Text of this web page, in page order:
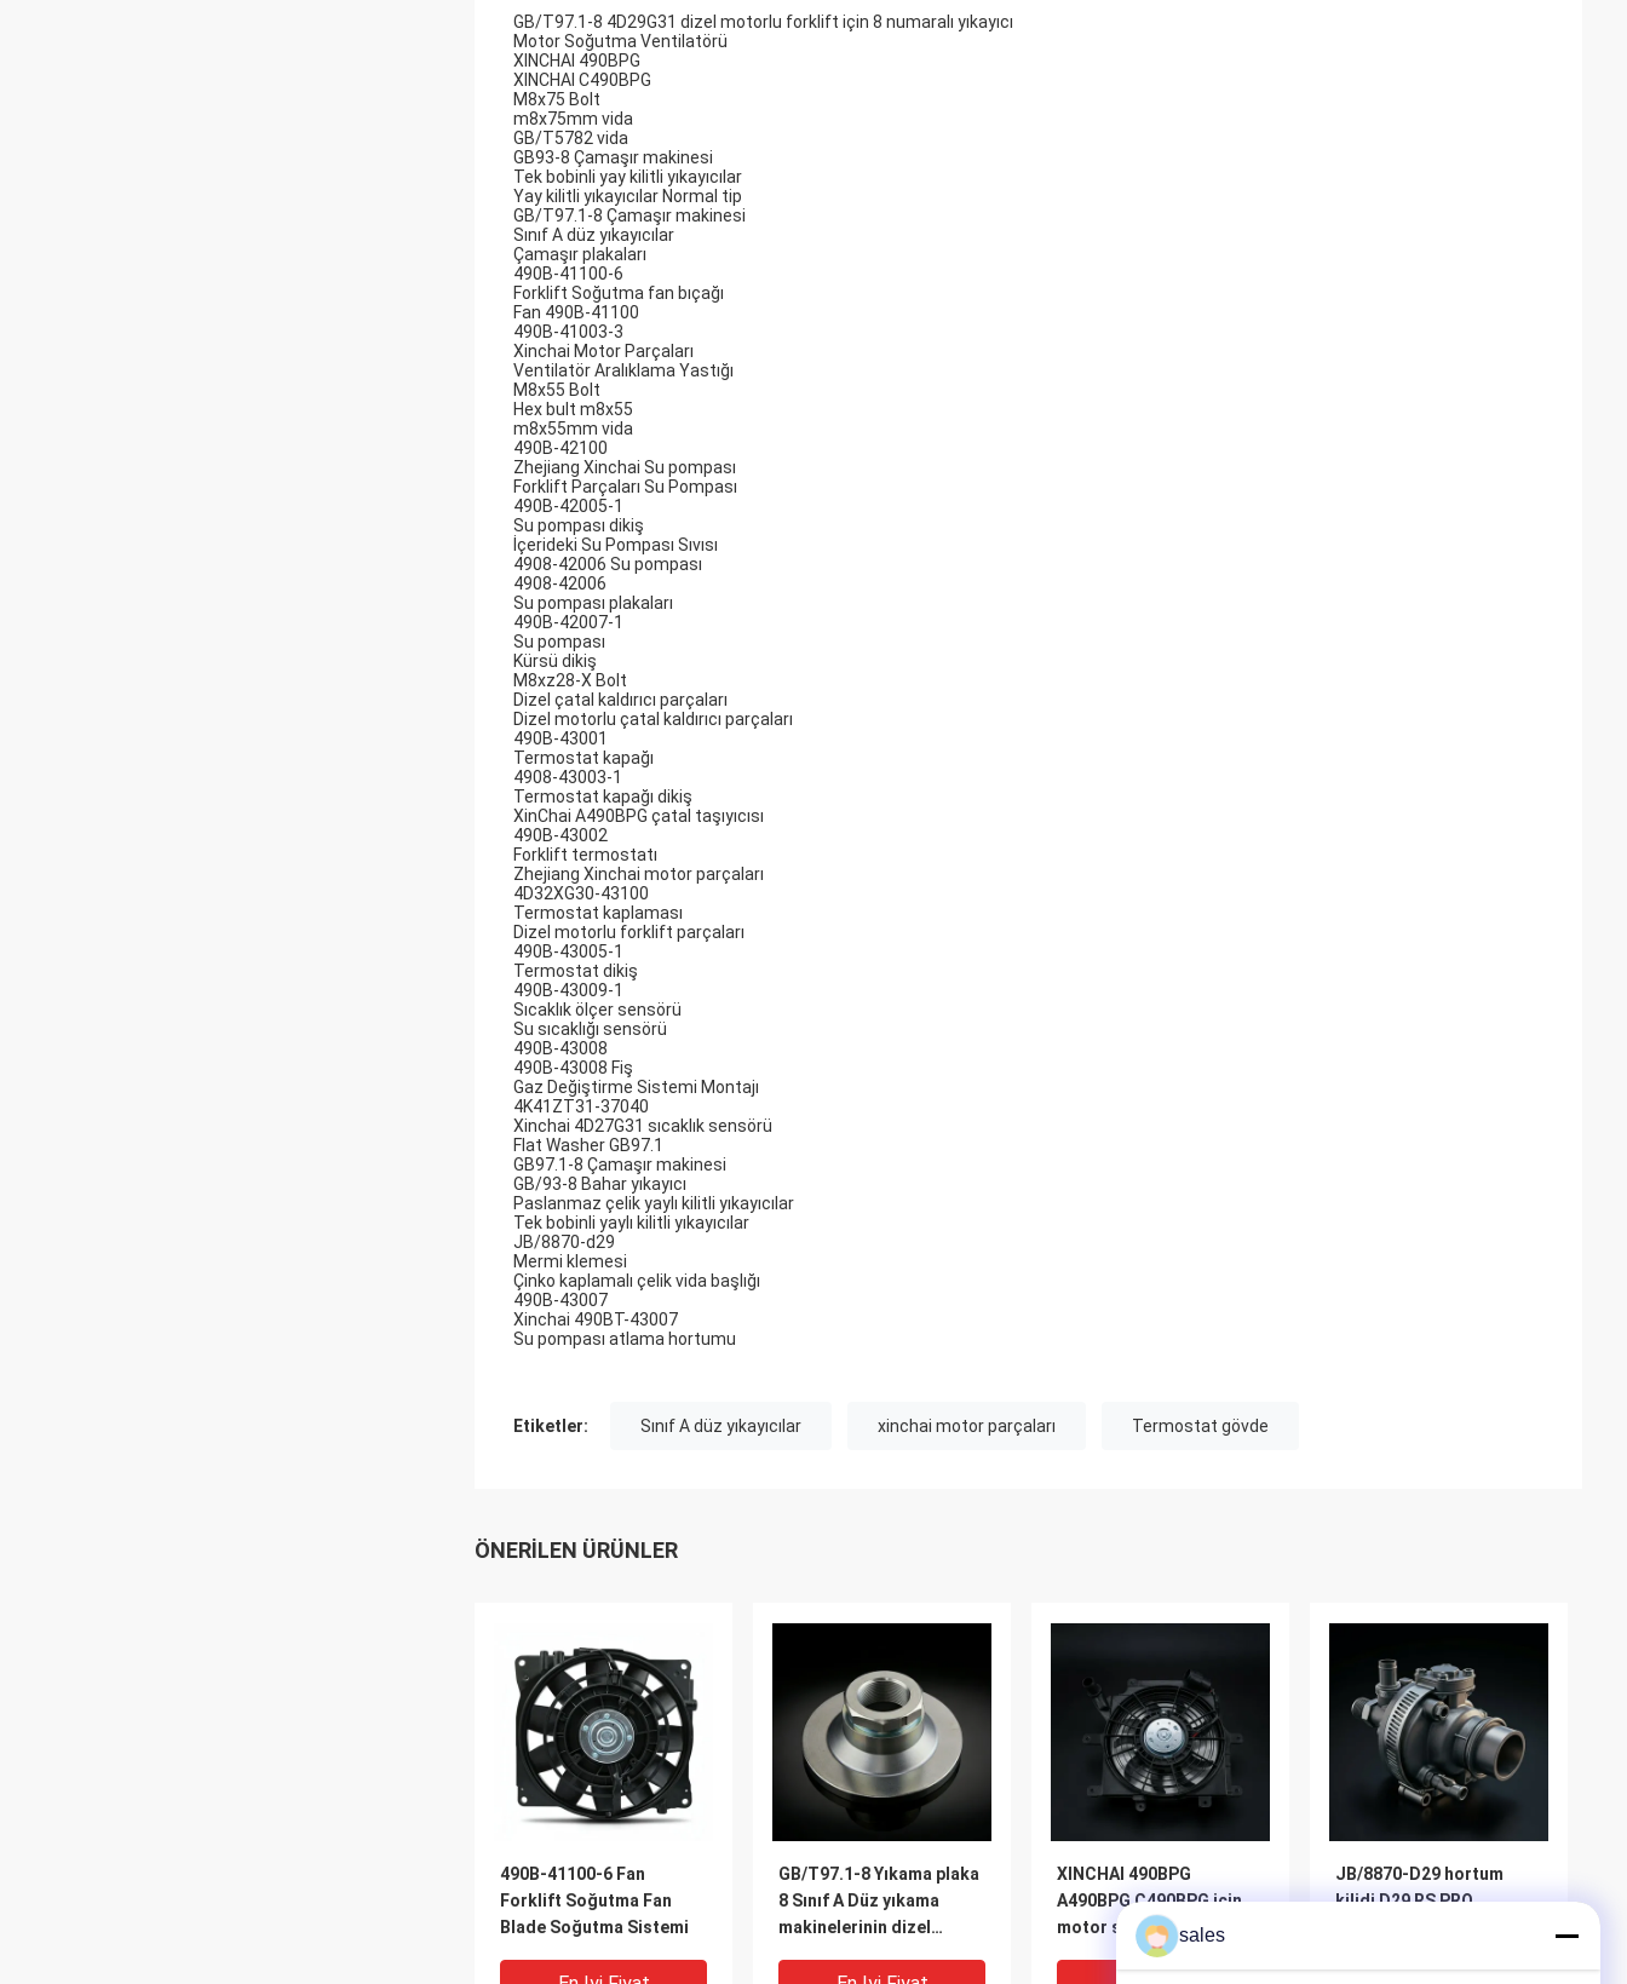
GB/T97.1-8 4D29G31 dizel motorlu forklift için 8 numaralı yıkayıcı
Motor Soğutma Ventilatörü
XINCHAI 490BPG
XINCHAI C490BPG
M8x75 Bolt
m8x75mm vida
GB/T5782 vida
GB93-8 Çamaşır makinesi
Tek bobinli yay kilitli yıkayıcılar
Yay kilitli yıkayıcılar Normal tip
GB/T97.1-8 Çamaşır makinesi
Sınıf A düz yıkayıcılar
Çamaşır plakaları
490B-41100-6
Forklift Soğutma fan bıçağı
Fan 490B-41100
490B-41003-3
Xinchai Motor Parçaları
Ventilatör Aralıklama Yastığı
M8x55 Bolt
Hex bult m8x55
m8x55mm vida
490B-42100
Zhejiang Xinchai Su pompası
Forklift Parçaları Su Pompası
490B-42005-1
Su pompası dikiş
İçerideki Su Pompası Sıvısı
4908-42006 Su pompası
4908-42006
Su pompası plakaları
490B-42007-1
Su pompası
Kürsü dikiş
M8xz28-X Bolt
Dizel çatal kaldırıcı parçaları
Dizel motorlu çatal kaldırıcı parçaları
490B-43001
Termostat kapağı
4908-43003-1
Termostat kapağı dikiş
XinChai A490BPG çatal taşıyıcısı
490B-43002
Forklift termostatı
Zhejiang Xinchai motor parçaları
4D32XG30-43100
Termostat kaplaması
Dizel motorlu forklift parçaları
490B-43005-1
Termostat dikiş
490B-43009-1
Sıcaklık ölçer sensörü
Su sıcaklığı sensörü
490B-43008
490B-43008 Fiş
Gaz Değiştirme Sistemi Montajı
4K41ZT31-37040
Xinchai 4D27G31 sıcaklık sensörü
Flat Washer GB97.1
GB97.1-8 Çamaşır makinesi
GB/93-8 Bahar yıkayıcı
Paslanmaz çelik yaylı kilitli yıkayıcılar
Tek bobinli yaylı kilitli yıkayıcılar
JB/8870-d29
Mermi klemesi
Çinko kaplamalı çelik vida başlığı
490B-43007
Xinchai 490BT-43007
Su pompası atlama hortumu
Etiketler: Sınıf A düz yıkayıcılar xinchai motor parçaları Termostat gövde
ÖNERILEN ÜRÜNLER
490B-41100-6 Fan
Forklift Soğutma Fan
Blade Soğutma Sistemi
GB/T97.1-8 Yıkama plaka
8 Sınıf A Düz yıkama
makinelerinin dizel
XINCHAI 490BPG
A490BPG C490BPG için
motor soğutma fanı
JB/8870-D29 hortum
kilidi D29 RS PRO
sales